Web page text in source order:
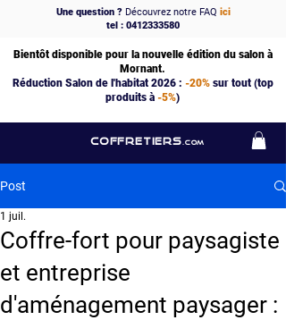
COFFRETIERS .COM
Une question ?Découvrez notre FAQ ici
tel : 0412333580
Bientôt disponible pour la nouvelle édition du salon à
Mornant.
Réduction Salon de l'habitat 2026 : -20%sur tout (top
produits à -5%)
Post
Coffre-fort pour paysagiste
et entreprise
d'aménagement paysager :
1 juil.